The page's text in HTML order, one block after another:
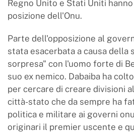
Regno Unito e Stati Uniti
posizione dell'Onu.
Parte dell'opposizione al
stata esacerbata a causa della
sorpresa" con l'uomo forte di
suo ex nemico. Dabaiba ha
per cercare di creare divisioni
città-stato che da sempre ha
politica e militare ai governi
originari il premier uscente e